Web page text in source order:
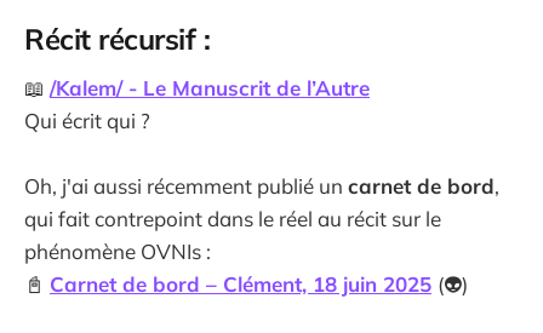
Récit récursif :
📖 /Kalem/ - Le Manuscrit de l’Autre
Qui écrit qui ?
Oh, j'ai aussi récemment publié un carnet de bord,
qui fait contrepoint dans le réel au récit sur le
phénomène OVNIs :
📓 Carnet de bord – Clément, 18 juin 2025 (👽️)